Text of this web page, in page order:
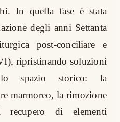
In quella fase è stata
degli anni Settanta
post-conciliare e
ripristinando soluzioni
spazio storico: la
marmoreo, la rimozione
di elementi